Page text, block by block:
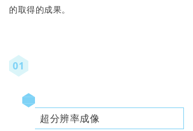
的取得的成果。
01
超分辨率成像